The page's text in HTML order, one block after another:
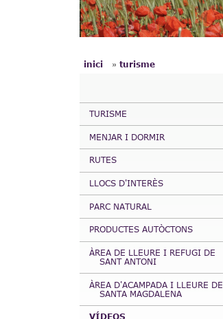
inici »turisme
TURISME
MENJAR I DORMIR
RUTES
LLOCS D'INTERÈS
PARC NATURAL
PRODUCTES AUTÒCTONS
ÀREA DE LLEURE I REFUGI DE
SANT ANTONI
ÀREA D'ACAMPADA I LLEURE DE
SANTA MAGDALENA
VÍDEOS